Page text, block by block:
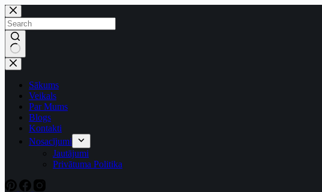
Sākums
Veikals
Par Mums
Blogs
Kontakti
Nosacījumi
Jautājumi
Privātuma Politika